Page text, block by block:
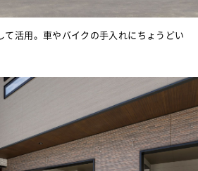
ラスメントに関する基本方針
て活用。車やバイクの手入れにちょうどい